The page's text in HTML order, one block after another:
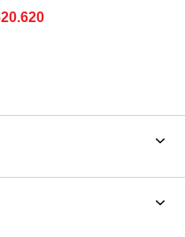
tại Đức Huy Mobile.
độc giả những bài tin